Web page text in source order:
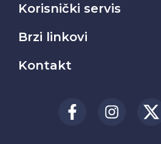
Korisnički servis
Brzi linkovi
Kontakt